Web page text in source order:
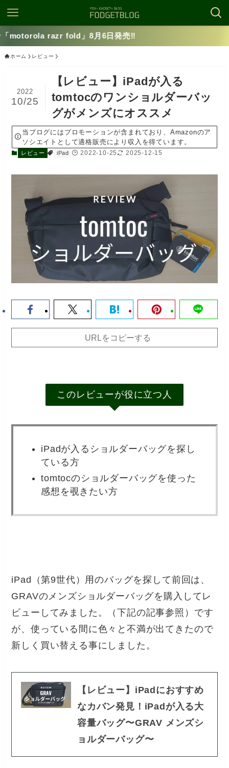
ホーム レビュー
【レビュー】iPadが入る
tomtocのワンショルダーバッ
グがメンズにオススメ
2022
10/25
当ブログにはプロモーションが含まれており、Amazonのア
ソシエイトとして適格販売により収入を得ています。
レビュー iPad 2022-10-25 2025-12-15
URLをコピーする
このレビューが役に立つ人
iPadが入るショルダーバッグを探し
ている方
tomtocのショルダーバッグを使った
感想を覗きたい方
iPad（第9世代）用のバッグを探して前回は、
GRAVのメンズショルダーバッグを購入してレ
ビューしてみました。（下記の記事参照）です
が、使っている間に色々と不満が出てきたので
新しく買い替える事にしました。
【レビュー】iPadにおすすめ
なカバン発見！iPadが入る大
容量バッグ〜GRAV メンズシ
ョルダーバッグ〜